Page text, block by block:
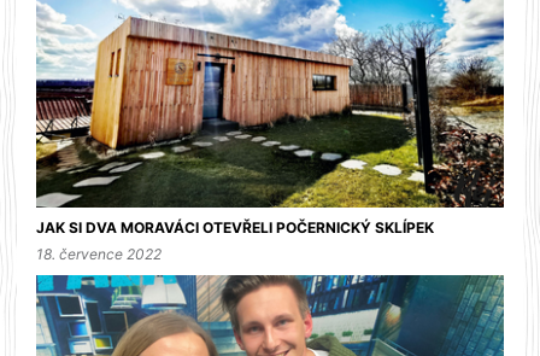
JAK SI DVA MORAVÁCI OTEVŘELI POČERNICKÝ SKLÍPEK
18. července 2022